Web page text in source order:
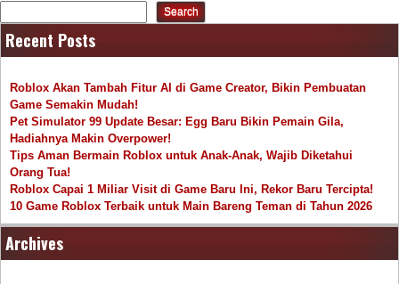
Search
Recent Posts
Roblox Akan Tambah Fitur AI di Game Creator, Bikin Pembuatan
Game Semakin Mudah!
Pet Simulator 99 Update Besar: Egg Baru Bikin Pemain Gila,
Hadiahnya Makin Overpower!
Tips Aman Bermain Roblox untuk Anak-Anak, Wajib Diketahui
Orang Tua!
Roblox Capai 1 Miliar Visit di Game Baru Ini, Rekor Baru Tercipta!
10 Game Roblox Terbaik untuk Main Bareng Teman di Tahun 2026
Archives